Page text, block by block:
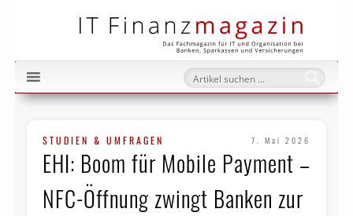
STUDIEN & UMFRAGEN 7. Mai 2026
EHI: Boom für Mobile Payment –
NFC-Öffnung zwingt Banken zur